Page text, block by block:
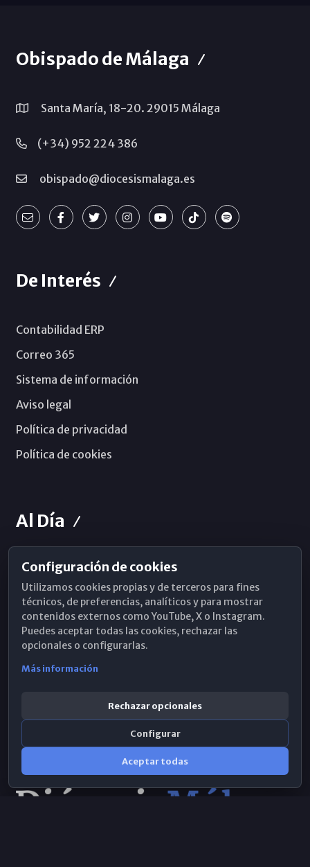
Obispado de Málaga
Santa María, 18-20. 29015 Málaga
(+34) 952 224 386
obispado@diocesismalaga.es
De Interés
Contabilidad ERP
Correo 365
Sistema de información
Aviso legal
Política de privacidad
Política de cookies
Al Día
Horarios de Misa
Hemeroteca
WhatsApp
Configuración de cookies
Utilizamos cookies propias y de terceros para fines
técnicos, de preferencias, analíticos y para mostrar
contenidos externos como YouTube, X o Instagram.
Puedes aceptar todas las cookies, rechazar las
opcionales o configurarlas.
Más información
Rechazar opcionales
Configurar
Aceptar todas